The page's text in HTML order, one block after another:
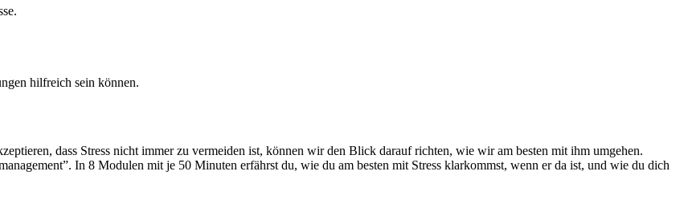
hilfreich sein können.
dass Stress nicht immer zu vermeiden ist, können wir den Blick darauf rich­ten, wie wir am besten mit ihm umgehen.
In 8 Modulen mit je 50 Minuten erfährst du, wie du am besten mit Stress klarkommst, wenn er da ist, und wie du dich